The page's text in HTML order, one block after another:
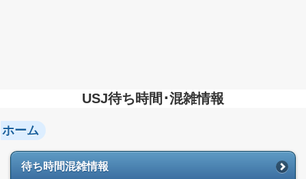
USJ待ち時間･混雑情報
ホーム
待ち時間混雑情報